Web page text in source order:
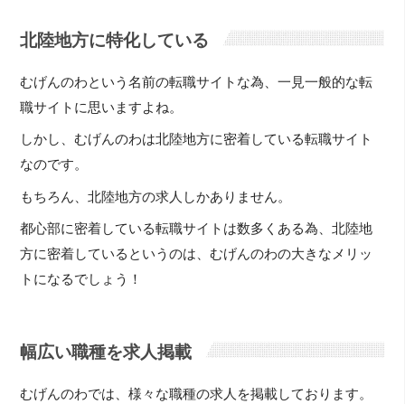
北陸地方に特化している
むげんのわという名前の転職サイトな為、一見一般的な転
職サイトに思いますよね。
しかし、むげんのわは北陸地方に密着している転職サイト
なのです。
もちろん、北陸地方の求人しかありません。
都心部に密着している転職サイトは数多くある為、北陸地
方に密着しているというのは、むげんのわの大きなメリッ
トになるでしょう！
幅広い職種を求人掲載
むげんのわでは、様々な職種の求人を掲載しております。